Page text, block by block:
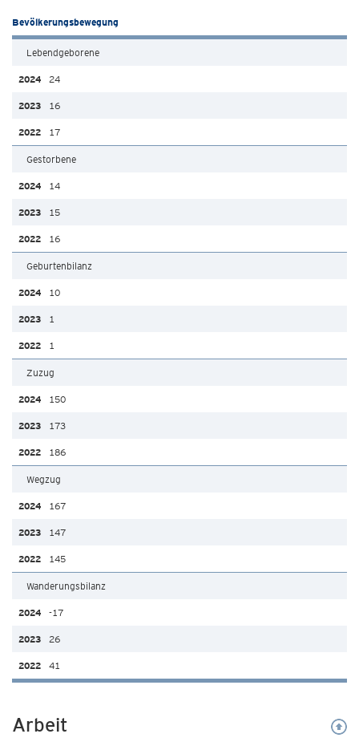
Bevölkerungsbewegung
Lebendgeborene
24
16
17
Gestorbene
14
15
16
Geburtenbilanz
10
1
1
Zuzug
150
173
186
Wegzug
167
147
145
Wanderungsbilanz
-17
26
41
Arbeit